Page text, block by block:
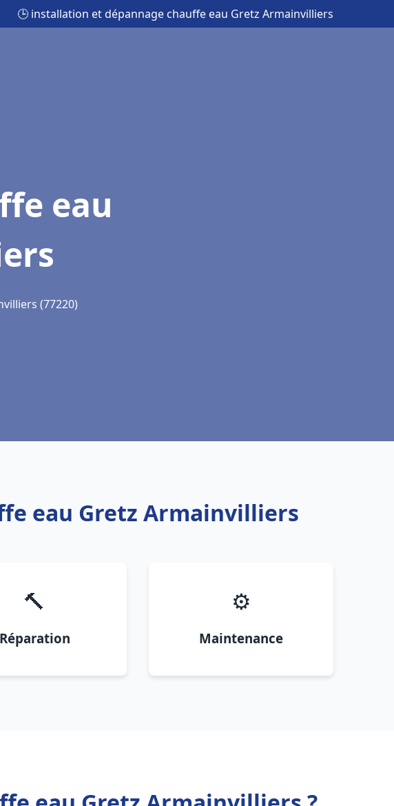
🕒 installation et dépannage chauffe eau Gretz Armainvilliers
eau
(77220)
eau Gretz Armainvilliers
🔨
Réparation
⚙️
Maintenance